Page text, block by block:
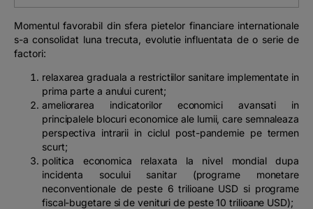
Pentru antreprenori
Banking, pe relaxare
Momentul favorabil din sfera pietelor financiare internationale
s-a consolidat luna trecuta, evolutie influentata de o serie de
factori:
relaxarea graduala a restrictiilor sanitare implementate in
prima parte a anului curent;
ameliorarea indicatorilor economici avansati in
principalele blocuri economice ale lumii, care semnaleaza
perspectiva intrarii in ciclul post-pandemie pe termen
scurt;
politica economica relaxata la nivel mondial dupa
incidenta socului sanitar (programe monetare
neconventionale de peste 6 trilioane USD si programe
fiscal-bugetare si de venituri de peste 10 trilioane USD);